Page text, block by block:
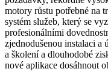
motory růstu potřebné na
systém služeb, který se
profesionálními
zjednodušenou instalaci a
a školení a dlouhodobé
nové aplikace dosáhnout